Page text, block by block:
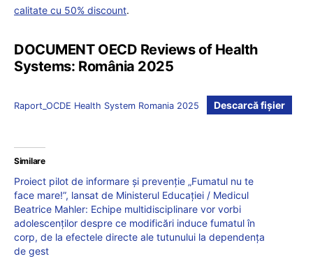
calitate cu 50% discount.
DOCUMENT OECD Reviews of Health
Systems: România 2025
Raport_OCDE Health System Romania 2025 Descarcă fișier
Similare
Proiect pilot de informare și prevenție „Fumatul nu te
face mare!”, lansat de Ministerul Educației / Medicul
Beatrice Mahler: Echipe multidisciplinare vor vorbi
adolescenților despre ce modificări induce fumatul în
corp, de la efectele directe ale tutunului la dependența
de gest